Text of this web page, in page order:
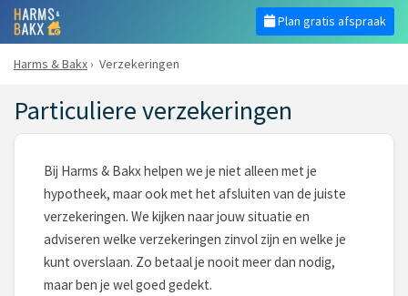
Plan gratis afspraak
Harms & Bakx› Verzekeringen
Particuliere verzekeringen
Bij Harms & Bakx helpen we je niet alleen met je
hypotheek, maar ook met het afsluiten van de juiste
verzekeringen. We kijken naar jouw situatie en
adviseren welke verzekeringen zinvol zijn en welke je
kunt overslaan. Zo betaal je nooit meer dan nodig,
maar ben je wel goed gedekt.